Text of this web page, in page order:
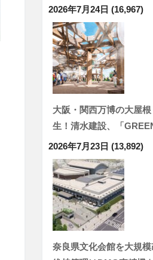
2026年7月24日 (16,967)
大阪・関西万博の大屋
生！清水建設、「
2026年7月23日 (13,892)
奈良県文化会館を大規